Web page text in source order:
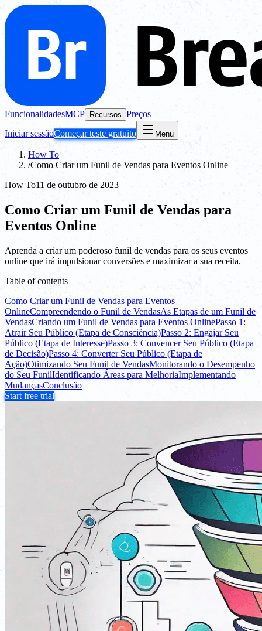
FuncionalidadesMCP Recursos Preços
Iniciar sessãoComeçar teste gratuito Menu
How To
/Como Criar um Funil de Vendas para Eventos Online
How To11 de outubro de 2023
Como Criar um Funil de Vendas para
Eventos Online
Aprenda a criar um poderoso funil de vendas para os seus eventos
online que irá impulsionar conversões e maximizar a sua receita.
Table of contents
Como Criar um Funil de Vendas para Eventos
OnlineCompreendendo o Funil de VendasAs Etapas de um Funil de
VendasCriando um Funil de Vendas para Eventos OnlinePasso 1:
Atrair Seu Público (Etapa de Consciência)Passo 2: Engajar Seu
Público (Etapa de Interesse)Passo 3: Convencer Seu Público (Etapa
de Decisão)Passo 4: Converter Seu Público (Etapa de
Ação)Otimizando Seu Funil de VendasMonitorando o Desempenho
do Seu FunilIdentificando Áreas para MelhoriaImplementando
MudançasConclusão
Start free trial